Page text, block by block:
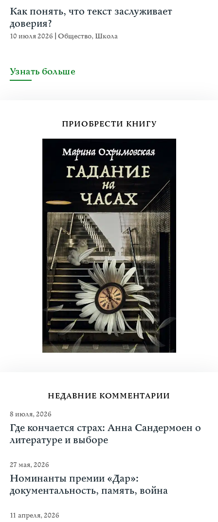
Как понять, что текст заслуживает
доверия?
10 июля 2026 Общество, Школа
Узнать больше
ПРИОБРЕСТИ КНИГУ
НЕДАВНИЕ КОММЕНТАРИИ
8 июля, 2026
Где кончается страх: Анна Сандермоен о
литературе и выборе
27 мая, 2026
Номинанты премии «Дар»:
документальность, память, война
11 апреля, 2026